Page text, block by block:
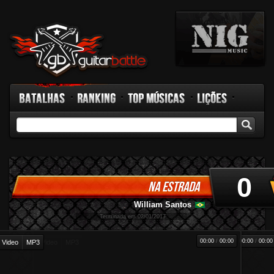
GB TV
Rádio Fórum Facebook
NA ESTRADA 0
-
William Santos
Terminada em 02/01/2017
00:00 / 00:00
Video MP3 00:00 / 00:00